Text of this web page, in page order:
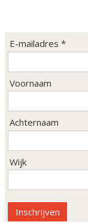
E-mailadres *
Voornaam
Achternaam
Wijk
Inschrijven